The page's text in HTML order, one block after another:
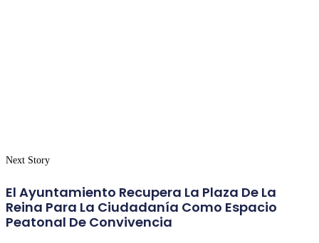
Next Story
El Ayuntamiento Recupera La Plaza De La
Reina Para La Ciudadanía Como Espacio
Peatonal De Convivencia